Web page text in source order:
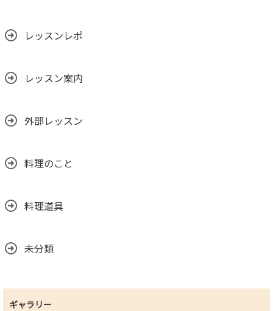
レッスンレポ
レッスン案内
外部レッスン
料理のこと
料理道具
未分類
ギャラリー